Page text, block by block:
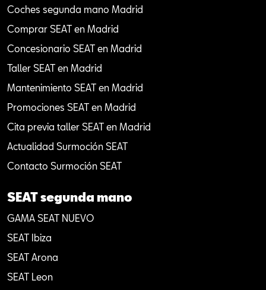
Coches segunda mano Madrid
Comprar SEAT en Madrid
Concesionario SEAT en Madrid
Taller SEAT en Madrid
Mantenimiento SEAT en Madrid
Promociones SEAT en Madrid
Cita previa taller SEAT en Madrid
Actualidad Surmoción SEAT
Contacto Surmoción SEAT
SEAT segunda mano
GAMA SEAT NUEVO
SEAT Ibiza
SEAT Arona
SEAT Leon